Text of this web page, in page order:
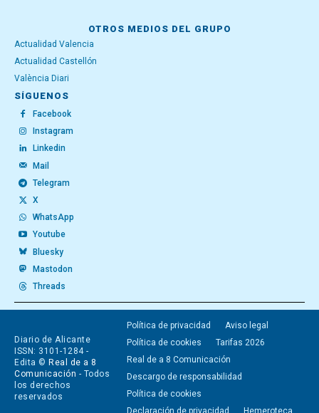
OTROS MEDIOS DEL GRUPO
Actualidad Valencia
Actualidad Castellón
València Diari
SÍGUENOS
Facebook
Instagram
Linkedin
Mail
Telegram
X
WhatsApp
Youtube
Bluesky
Mastodon
Threads
Diario de Alicante
ISSN: 3101-1284 -
Edita © Real de a 8
Comunicación - Todos
los derechos
reservados
Política de privacidad
Aviso legal
Política de cookies
Tarifas 2026
Real de a 8 Comunicación
Descargo de responsabilidad
Política de cookies